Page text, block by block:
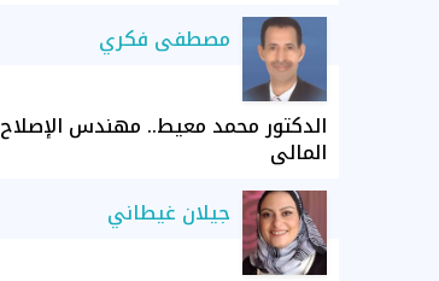
مصطفى فكري
الدكتور محمد معيط.. مهندس الإصلاح
المالي
جيلان غيطاني